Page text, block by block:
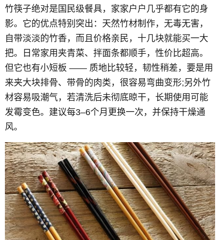
竹筷子绝对是国民级餐具，家家户户几乎都有它的身
影。它的优点特别突出：天然竹材制作，无毒无害，
自带淡淡的竹香，而且价格亲民，十几块就能买一大
把。日常家用夹青菜、拌面条都顺手，性价比超高。
但它也有小短板 —— 质地比较轻，韧性稍差，要是用
来夹大块排骨、带骨的肉类，很容易弯曲变形;另外竹
材容易吸潮气，若清洗后未彻底晾干，长期使用可能
发霉变色。建议每3–6个月更换一次，并保持干燥通
风。